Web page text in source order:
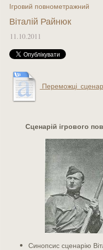
Ігровий повнометражний
Віталій Райнюк
11.10.2011
Сценарій ігрового
Синопсис сценарію